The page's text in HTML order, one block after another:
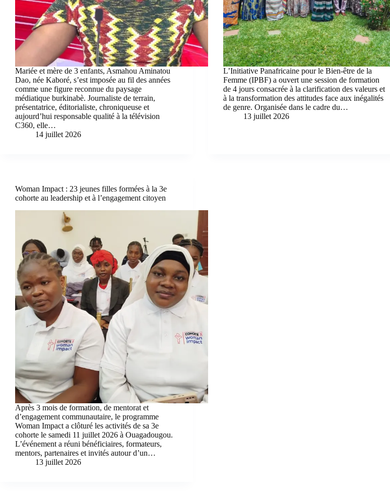
Mariée et mère de 3 enfants, Asmahou Aminatou
Dao, née Kaboré, s’est imposée au fil des années
comme une figure reconnue du paysage
médiatique burkinabè. Journaliste de terrain,
présentatrice, éditorialiste, chroniqueuse et
aujourd’hui responsable qualité à la télévision
C360, elle…
14 juillet 2026
L’Initiative Panafricaine pour le Bien-être de la
Femme (IPBF) a ouvert une session de formation
de 4 jours consacrée à la clarification des valeurs et
à la transformation des attitudes face aux inégalités
de genre. Organisée dans le cadre du…
13 juillet 2026
Woman Impact : 23 jeunes filles formées à la 3e
cohorte au leadership et à l’engagement citoyen
Après 3 mois de formation, de mentorat et
d’engagement communautaire, le programme
Woman Impact a clôturé les activités de sa 3e
cohorte le samedi 11 juillet 2026 à Ouagadougou.
L’événement a réuni bénéficiaires, formateurs,
mentors, partenaires et invités autour d’un…
13 juillet 2026